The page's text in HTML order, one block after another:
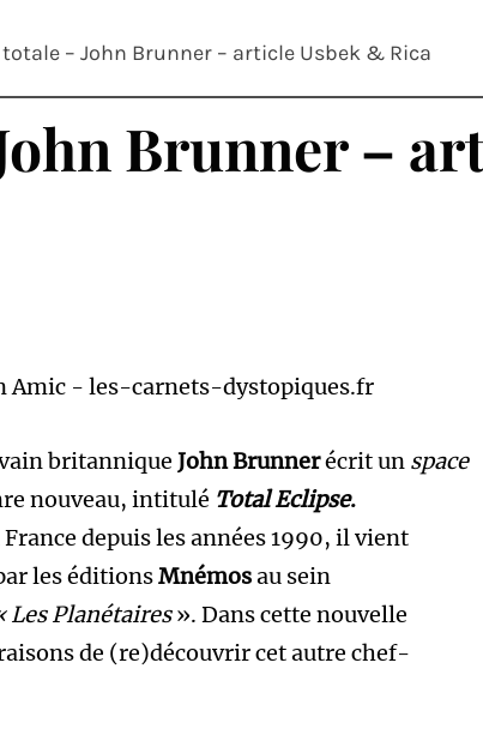
– John Brunner – article Usbek & Rica
Brunner –
britannique John Brunnerécrit un space
nouveau, intitulé Total Eclipse.
depuis les années 1990, il vient
les éditionsMnémosau sein
Les Planétaires». Dans cette nouvelle
de (re)découvrir cet autre chef-